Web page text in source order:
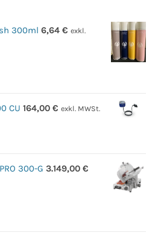
300ml 6,64 € exkl.
CU 164,00 € exkl. MWSt.
300-G 3.149,00 €